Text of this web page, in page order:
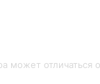
может отличаться